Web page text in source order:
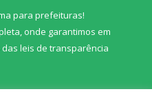
para prefeituras!
onde garantimos em
leis de transparência